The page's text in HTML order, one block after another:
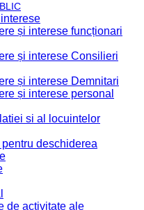
și interese funcționari
și interese Consilieri
și interese Demnitari
și interese personal
si al locuintelor
pentru deschiderea
de activitate ale